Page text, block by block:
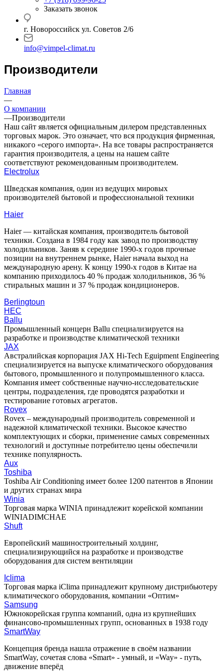
Заказать звонок
г. Новороссийск ул. Советов 2/6
info@vimpel-climat.ru
Производители
Главная
—
О компании
—Производители
Наш сайт является официальным дилером представленных
торговых марок. Это означает, что вся продукция фирменная,
никакого «серого импорта». На все товары распространяется
гарантия производителя, а цены на нашем сайте
соответствуют рекомендованным производителем.
Electrolux
Шведская компания, один из ведущих мировых
производителей бытовой и профессиональной техники
Haier
Haier — китайская компания, производитель бытовой
техники. Создана в 1984 году как завод по производству
холодильников. Заняв к середине 1990-х годов прочные
позиции на внутреннем рынке, Haier начала выход на
международную арену. К концу 1990-х годов в Китае на
компанию приходилось 40 % продаж холодильников, 36 %
стиральных машин и 37 % продаж кондиционеров.
Berlingtoun
HEC
Ballu
Промышленный концерн Ballu специализируется на
разработке и производстве климатической техники
JAX
Австралийская корпорация JAX Hi-Tech Eguipment Engineering
специализируется на выпуске климатического оборудования
бытового, промышленного и полупромышленного класса.
Компания имеет собственные научно-исследовательские
центры, подразделения, где проводятся разработки и
тестирование готовых агрегатов.
Rovex
Rovex – международный производитель современной и
надежной климатической техники. Высокое качество
комплектующих и сборки, применение самых современных
технологий и доступные потребителю цены обеспечили
технике популярность.
Aux
Toshiba
Toshiba Air Conditioning имеет более 1200 патентов в Японии
и других странах мира
Winia
Торговая марка WINIA принадлежит корейской компании
WINIADIMCHAE
Shuft
Европейский машиностроительный холдинг,
специализирующийся на разработке и производстве
оборудования для систем вентиляции
Iclima
Торговая марка iClima принадлежит крупному дистрибьютеру
климатического оборудования, компании «Оптим»
Samsung
Южнокорейская группа компаний, одна из крупнейших
финансово-промышленных групп, основанных в 1938 году
SmartWay
Концепция бренда нашла отражение в своём названии
SmartWay, сочетая слова «Smart» - умный, и «Way» - путь,
движение вперёд